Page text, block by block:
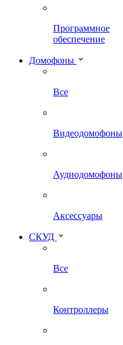
Программное
обеспечение
Домофоны
Все
Видеодомофоны
Аудиодомофоны
Аксессуары
СКУД
Все
Контроллеры